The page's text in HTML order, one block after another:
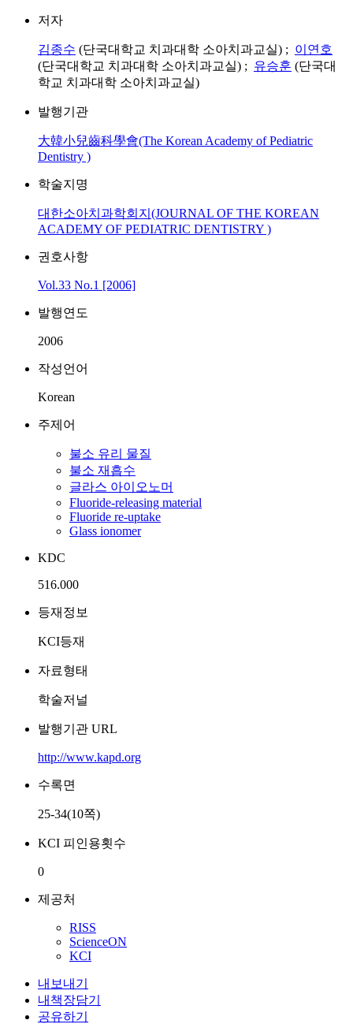
저자
김종수 (단국대학교 치과대학 소아치과교실) ; 이연호
(단국대학교 치과대학 소아치과교실) ; 유승훈 (단국대
학교 치과대학 소아치과교실)
발행기관
大韓小兒齒科學會(The Korean Academy of Pediatric
Dentistry )
학술지명
대한소아치과학회지(JOURNAL OF THE KOREAN
ACADEMY OF PEDIATRIC DENTISTRY )
권호사항
Vol.33 No.1 [2006]
발행연도
2006
작성언어
Korean
주제어
불소 유리 물질
불소 재흡수
글라스 아이오노머
Fluoride-releasing material
Fluoride re-uptake
Glass ionomer
KDC
516.000
등재정보
KCI등재
자료형태
학술저널
발행기관 URL
http://www.kapd.org
수록면
25-34(10쪽)
KCI 피인용횟수
0
제공처
RISS
ScienceON
KCI
내보내기
내책장담기
공유하기